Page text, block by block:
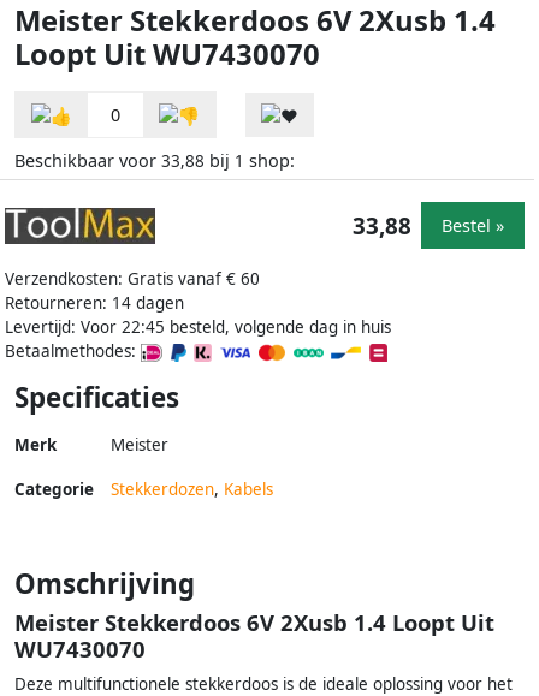
Meister Stekkerdoos 6V 2Xusb 1.4
Loopt Uit WU7430070
0
Beschikbaar voor 33,88 bij 1 shop:
Verzendkosten: Gratis vanaf € 60
Retourneren: 14 dagen
Levertijd: Voor 22:45 besteld, volgende dag in huis
Betaalmethodes:
33,88 Bestel »
Specificaties
Merk Meister
Categorie Stekkerdozen, Kabels
Omschrijving
Meister Stekkerdoos 6V 2Xusb 1.4 Loopt Uit
WU7430070
Deze multifunctionele stekkerdoos is de ideale oplossing voor het